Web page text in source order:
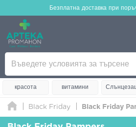
Безплатна доставка при
красота витамини
Black Friday Black Friday